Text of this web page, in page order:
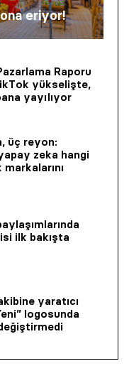
eriyor!
Raporu
yükselişte,
yayılıyor
üç reyon:
zeka hangi
ilk bakışta
yaratıcı
logosunda